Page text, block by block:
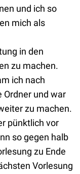
und ich so
mich als
in den
zu machen.
ich nach
Ordner und war
zu machen.
pünktlich vor
so gegen halb
zu Ende
Vorlesung